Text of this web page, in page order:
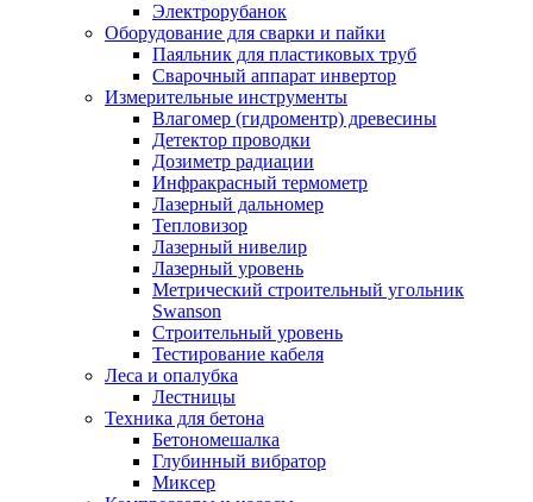
Электрорубанок
Оборудование для сварки и пайки
Паяльник для пластиковых труб
Сварочный аппарат инвертор
Измерительные инструменты
Влагомер (гидроментр) древесины
Детектор проводки
Дозиметр радиации
Инфракрасный термометр
Лазерный дальномер
Тепловизор
Лазерный нивелир
Лазерный уровень
Метрический строительный угольник
Swanson
Строительный уровень
Тестирование кабеля
Леса и опалубка
Лестницы
Техника для бетона
Бетономешалка
Глубинный вибратор
Миксер